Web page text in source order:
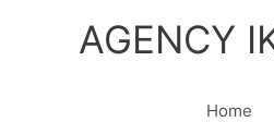
AGENCY
Home